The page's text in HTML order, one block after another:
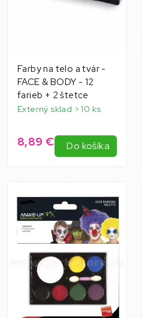
Farby na telo a tvár -
FACE & BODY - 12
farieb + 2 štetce
Externý sklad > 10 ks
8,89 € Do košíka